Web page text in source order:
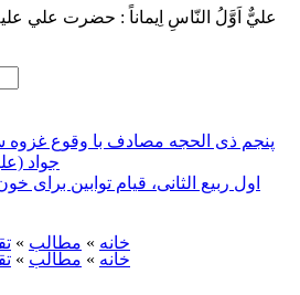
عليٌّ اَوَّلُ النّاسِ اِيماناً : حضرت علي
پنجم ذی الحجه مصادف با وقوع غزوه
جواد
اول ربیع الثانی، قیام توابین برای
خانه » مطالب »
خانه » مطالب »